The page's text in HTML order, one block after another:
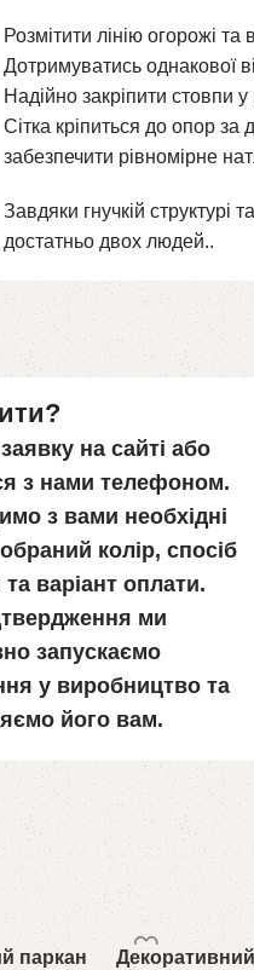
Розмітити лінію огорожі
Дотримуватись однакової
Надійно закріпити стовпи у
Сітка кріпиться до опор
забезпечити рівномірне
Завдяки гнучкій структурі
достатньо двох людей..
на сайті або
з нами телефоном.
з вами необхідні
колір, спосіб
варіант оплати.
ми
запускаємо
у виробництво та
його вам.
паркан